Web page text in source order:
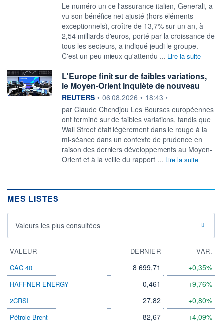
Le numéro un de l'assurance italien, Generali, a
vu son bénéfice net ajusté (hors éléments
exceptionnels), croître de 13,7% sur un an, à
2,54 milliards d'euros, porté par la croissance de
tous les secteurs, a indiqué jeudi le groupe.
C'est un peu mieux qu'attendu ... Lire la suite
L'Europe finit sur de faibles variations,
le Moyen-Orient inquiète de nouveau
information fournie par
REUTERS • 06.08.2026 • 18:43 •
par Claude Chendjou Les Bourses européennes
ont terminé sur de faibles variations, tandis que
Wall Street était ‌légèrement dans le rouge à la
mi-séance dans un contexte de prudence en
raison des derniers développements au Moyen-
Orient et à la veille du rapport ... Lire la suite
MES LISTES
Valeurs les plus consultées
VALEUR DERNIER
VAR.
CAC 40
8 699,71 +0,35%
HAFFNER ENERGY 0,461 +9,76%
2CRSI 27,82 +0,80%
Pétrole Brent 82,67 +4,09%